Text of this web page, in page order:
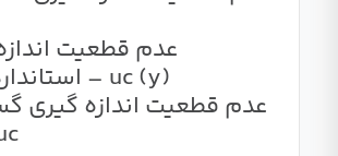
استاندارد ترکیبی – uc (y)